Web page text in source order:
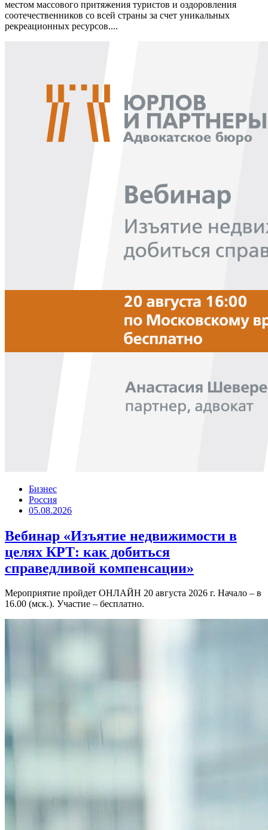
местом массового притяжения туристов и оздоровления
соотечественников со всей страны за счет уникальных
рекреационных ресурсов....
Бизнес
Россия
05.08.2026
Вебинар «Изъятие недвижимости в
целях КРТ: как добиться
справедливой компенсации»
Мероприятие пройдет ОНЛАЙН 20 августа 2026 г. Начало – в
16.00 (мск.). Участие – бесплатно.